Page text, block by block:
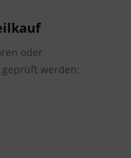
oder
werden: